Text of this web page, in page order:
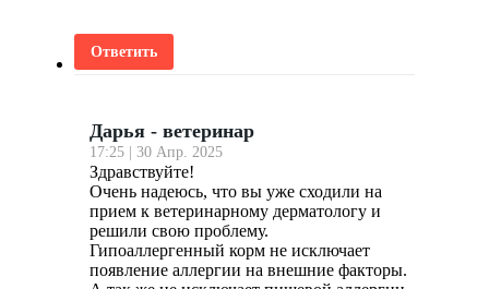
Ответить
Дарья - ветеринар
17:25 | 30 Апр. 2025
Здравствуйте!
Очень надеюсь, что вы уже сходили на
прием к ветеринарному дерматологу и
решили свою проблему.
Гипоаллергенный корм не исключает
появление аллергии на внешние факторы.